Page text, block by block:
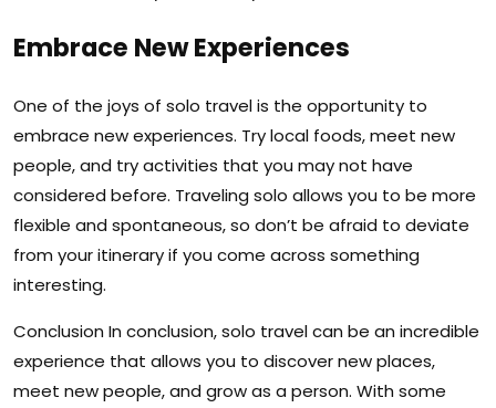
Embrace New Experiences
One of the joys of solo travel is the opportunity to
embrace new experiences. Try local foods, meet new
people, and try activities that you may not have
considered before. Traveling solo allows you to be more
flexible and spontaneous, so don’t be afraid to deviate
from your itinerary if you come across something
interesting.
Conclusion In conclusion, solo travel can be an incredible
experience that allows you to discover new places,
meet new people, and grow as a person. With some